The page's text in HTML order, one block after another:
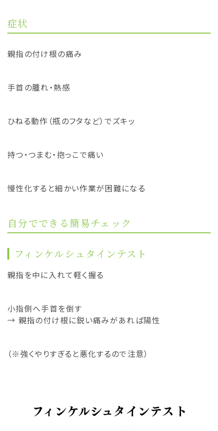
症状
親指の付け根の痛み
手首の腫れ・熱感
ひねる動作（瓶のフタなど）でズキッ
持つ・つまむ・抱っこで痛い
慢性化すると細かい作業が困難になる
自分でできる簡易チェック
フィンケルシュタインテスト
親指を中に入れて軽く握る
小指側へ手首を倒す
→ 親指の付け根に鋭い痛みがあれば陽性
（※強くやりすぎると悪化するので注意）